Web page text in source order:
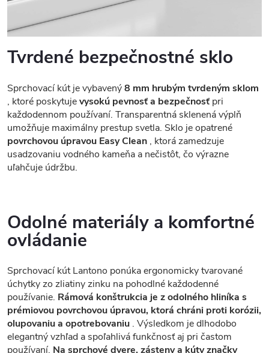
Tvrdené bezpečnostné sklo
Sprchovací kút je vybavený8 mm hrubým tvrdeným sklom
, ktoré poskytujevysokú pevnosť a bezpečnosť pri
každodennom používaní. Transparentná sklenená výplň
umožňuje maximálny prestup svetla. Sklo je opatrené
povrchovou úpravou Easy Clean , ktorá zamedzuje
usadzovaniu vodného kameňa a nečistôt, čo výrazne
uľahčuje údržbu.
Odolné materiály a komfortné
ovládanie
Sprchovací kút Lantono ponúka ergonomicky tvarované
úchytky zo zliatiny zinku na pohodlné každodenné
používanie. Rámová konštrukcia je z odolného hliníka s
prémiovou povrchovou úpravou, ktorá chráni proti korózii,
olupovaniu a opotrebovaniu . Výsledkom je dlhodobo
elegantný vzhľad a spoľahlivá funkčnosť aj pri častom
používaní. Na sprchové dvere, zásteny a kúty značky